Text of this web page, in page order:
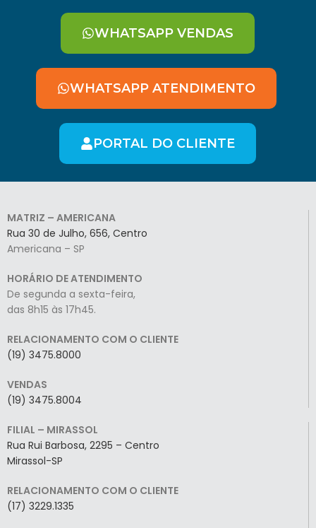
WHATSAPP VENDAS
WHATSAPP ATENDIMENTO
PORTAL DO CLIENTE
MATRIZ – AMERICANA
Rua 30 de Julho, 656, Centro
Americana – SP
HORÁRIO DE ATENDIMENTO
De segunda a sexta-feira,
das 8h15 às 17h45.
RELACIONAMENTO COM O CLIENTE
(19) 3475.8000
VENDAS
(19) 3475.8004
FILIAL – MIRASSOL
Rua Rui Barbosa, 2295 – Centro
Mirassol-SP
RELACIONAMENTO COM O CLIENTE
(17) 3229.1335